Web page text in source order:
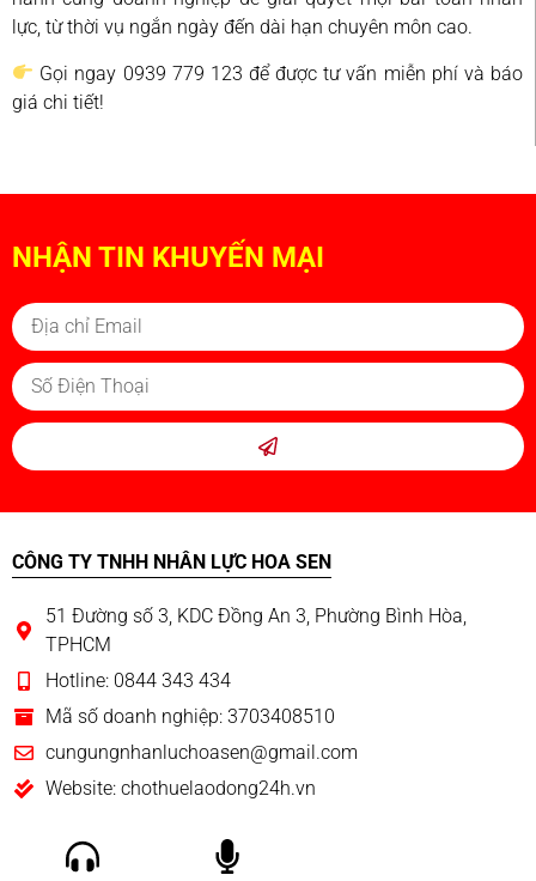
lực, từ thời vụ ngắn ngày đến dài hạn chuyên môn cao.
Gọi ngay 0939 779 123 để được tư vấn miễn phí và báo
giá chi tiết!
NHẬN TIN KHUYẾN MẠI
CÔNG TY TNHH NHÂN LỰC HOA SEN
51 Đường số 3, KDC Đồng An 3, Phường Bình Hòa,
TPHCM
Hotline: 0844 343 434
Mã số doanh nghiệp: 3703408510
cungungnhanluchoasen@gmail.com
Website: chothuelaodong24h.vn